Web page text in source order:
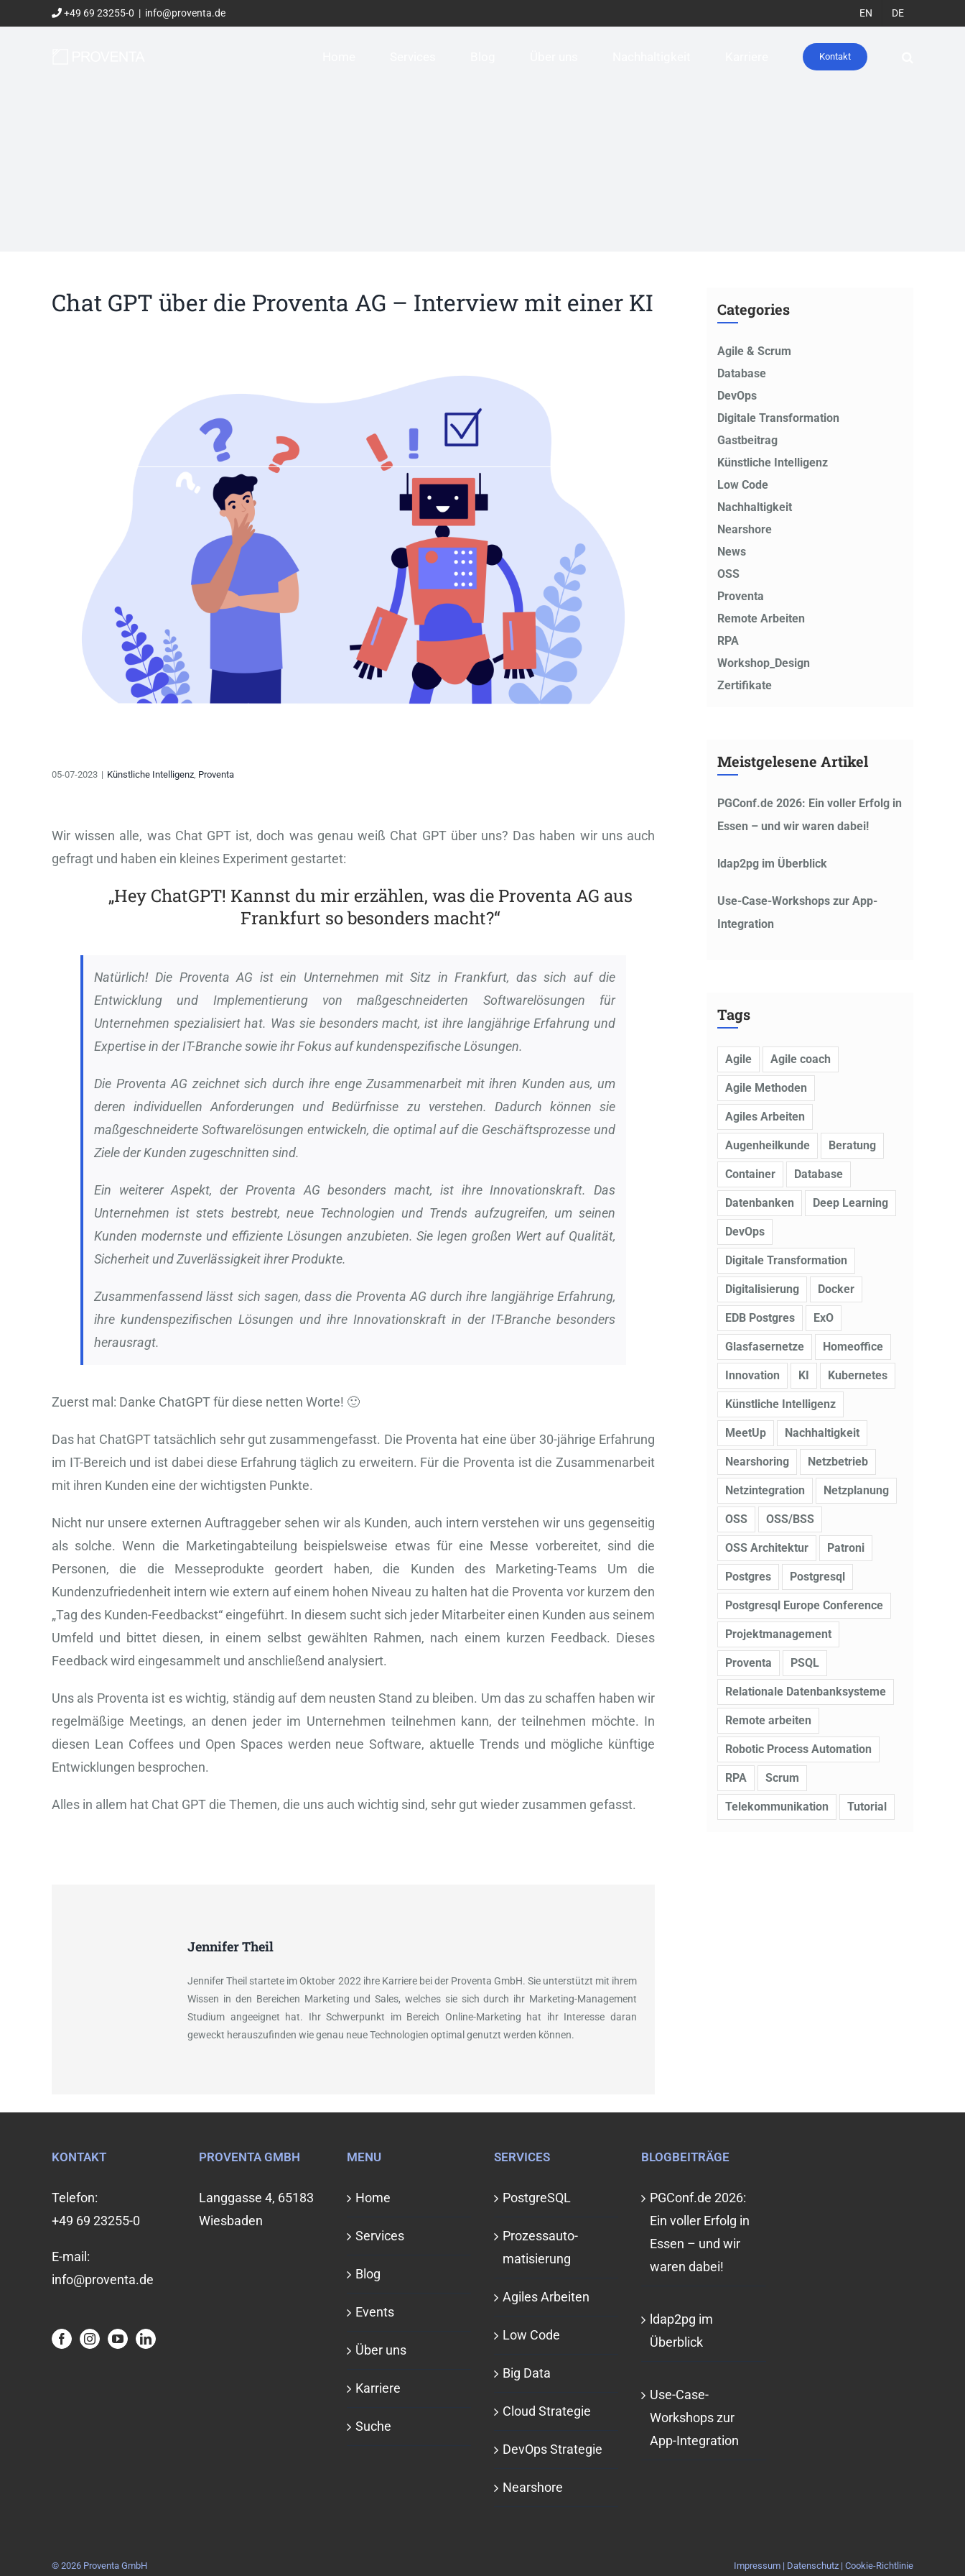
+49 69 23255-0 | info@proventa.de EN DE
Kontakt
Chat GPT über die Proventa AG – Interview mit einer KI
05-07-2023 | Künstliche Intelligenz, Proventa
Wir wissen alle, was Chat GPT ist, doch was genau weiß Chat GPT über uns? Das haben wir uns auch
gefragt und haben ein kleines Experiment gestartet:
„Hey ChatGPT! Kannst du mir erzählen, was die Proventa AG aus
Frankfurt so besonders macht?“
Natürlich! Die Proventa AG ist ein Unternehmen mit Sitz in Frankfurt, das sich auf die
Entwicklung und Implementierung von maßgeschneiderten Softwarelösungen für
Unternehmen spezialisiert hat. Was sie besonders macht, ist ihre langjährige Erfahrung und
Expertise in der IT-Branche sowie ihr Fokus auf kundenspezifische Lösungen.
Die Proventa AG zeichnet sich durch ihre enge Zusammenarbeit mit ihren Kunden aus, um
deren individuellen Anforderungen und Bedürfnisse zu verstehen. Dadurch können sie
maßgeschneiderte Softwarelösungen entwickeln, die optimal auf die Geschäftsprozesse und
Ziele der Kunden zugeschnitten sind.
Ein weiterer Aspekt, der Proventa AG besonders macht, ist ihre Innovationskraft. Das
Unternehmen ist stets bestrebt, neue Technologien und Trends aufzugreifen, um seinen
Kunden modernste und effiziente Lösungen anzubieten. Sie legen großen Wert auf Qualität,
Sicherheit und Zuverlässigkeit ihrer Produkte.
Zusammenfassend lässt sich sagen, dass die Proventa AG durch ihre langjährige Erfahrung,
ihre kundenspezifischen Lösungen und ihre Innovationskraft in der IT-Branche besonders
herausragt.
Zuerst mal: Danke ChatGPT für diese netten Worte! 🙂
Das hat ChatGPT tatsächlich sehr gut zusammengefasst. Die Proventa hat eine über 30-jährige Erfahrung
im IT-Bereich und ist dabei diese Erfahrung täglich zu erweitern. Für die Proventa ist die Zusammenarbeit
mit ihren Kunden eine der wichtigsten Punkte.
Nicht nur unsere externen Auftraggeber sehen wir als Kunden, auch intern verstehen wir uns gegenseitig
als solche. Wenn die Marketingabteilung beispielsweise etwas für eine Messe vorbereitet, sind die
Personen, die die Messeprodukte geordert haben, die Kunden des Marketing-Teams Um die
Kundenzufriedenheit intern wie extern auf einem hohen Niveau zu halten hat die Proventa vor kurzem den
„Tag des Kunden-Feedbackst“ eingeführt. In diesem sucht sich jeder Mitarbeiter einen Kunden aus seinem
Umfeld und bittet diesen, in einem selbst gewählten Rahmen, nach einem kurzen Feedback. Dieses
Feedback wird eingesammelt und anschließend analysiert.
Uns als Proventa ist es wichtig, ständig auf dem neusten Stand zu bleiben. Um das zu schaffen haben wir
regelmäßige Meetings, an denen jeder im Unternehmen teilnehmen kann, der teilnehmen möchte. In
diesen Lean Coffees und Open Spaces werden neue Software, aktuelle Trends und mögliche künftige
Entwicklungen besprochen.
Alles in allem hat Chat GPT die Themen, die uns auch wichtig sind, sehr gut wieder zusammen gefasst.
Jennifer Theil
Jennifer Theil startete im Oktober 2022 ihre Karriere bei der Proventa GmbH. Sie unterstützt mit ihrem
Wissen in den Bereichen Marketing und Sales, welches sie sich durch ihr Marketing-Management
Studium angeeignet hat. Ihr Schwerpunkt im Bereich Online-Marketing hat ihr Interesse daran
geweckt herauszufinden wie genau neue Technologien optimal genutzt werden können.
Categories
Agile & Scrum
Database
DevOps
Digitale Transformation
Gastbeitrag
Künstliche Intelligenz
Low Code
Nachhaltigkeit
Nearshore
News
OSS
Proventa
Remote Arbeiten
RPA
Workshop_Design
Zertifikate
Meistgelesene Artikel
PGConf.de 2026: Ein voller Erfolg in
Essen – und wir waren dabei!
ldap2pg im Überblick
Use-Case-Workshops zur App-
Integration
Tags
Agile Agile coach
Agile Methoden
Agiles Arbeiten
Augenheilkunde Beratung
Container Database
Datenbanken Deep Learning
DevOps
Digitale Transformation
Digitalisierung Docker
EDB Postgres ExO
Glasfasernetze Homeoffice
Innovation KI Kubernetes
Künstliche Intelligenz
MeetUp Nachhaltigkeit
Nearshoring Netzbetrieb
Netzintegration Netzplanung
OSS OSS/BSS
OSS Architektur Patroni
Postgres Postgresql
Postgresql Europe Conference
Projektmanagement
Proventa PSQL
Relationale Datenbanksysteme
Remote arbeiten
Robotic Process Automation
RPA Scrum
Telekommunikation Tutorial
KONTAKT
Telefon:
+49 69 23255-0
E-mail:
info@proventa.de
PROVENTA GMBH
Langgasse 4, 65183
Wiesbaden
MENU
Home
Services
Blog
Events
Über uns
Karriere
Suche
SERVICES
PostgreSQL
Prozessauto­
matisierung
Agiles Arbeiten
Low Code
Big Data
Cloud Strategie
DevOps Strategie
Nearshore
BLOGBEITRÄGE
PGConf.de 2026:
Ein voller Erfolg in
Essen – und wir
waren dabei!
ldap2pg im
Überblick
Use-Case-
Workshops zur
App-Integration
© 2026 Proventa GmbH Impressum | Datenschutz | Cookie-Richtlinie